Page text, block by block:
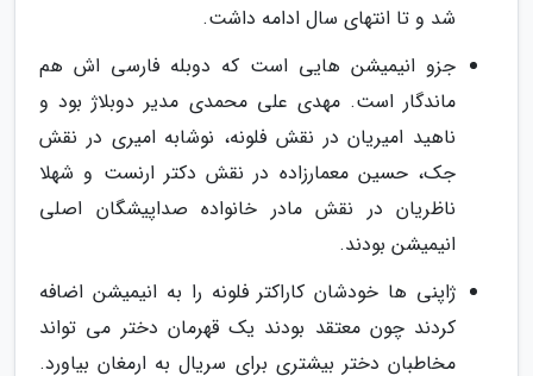
شد و تا انتهای سال ادامه داشت.
جزو انیمیشن هایی است که دوبله فارسی اش هم
ماندگار است. مهدی علی محمدی مدیر دوبلاژ بود و
ناهید امیریان در نقش فلونه، نوشابه امیری در نقش
جک، حسین معمارزاده در نقش دکتر ارنست و شهلا
ناظریان در نقش مادر خانواده صداپیشگان اصلی
انیمیشن بودند.
ژاپنی ها خودشان کاراکتر فلونه را به انیمیشن اضافه
کردند چون معتقد بودند یک قهرمان دختر می تواند
مخاطبان دختر بیشتری برای سریال به ارمغان بیاورد.